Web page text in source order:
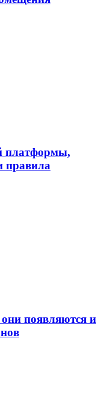
платформы,
правила
появляются и